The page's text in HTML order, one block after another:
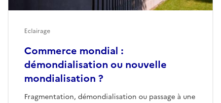
Commerce mondial :
démondialisation ou nouvelle
mondialisation ?
Fragmentation, démondialisation ou passage à une
Eclairage